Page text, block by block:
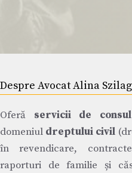
Despre Avocat Alina
Oferă servicii de
domeniul dreptului civil
în revendicare,
raporturi de familie și